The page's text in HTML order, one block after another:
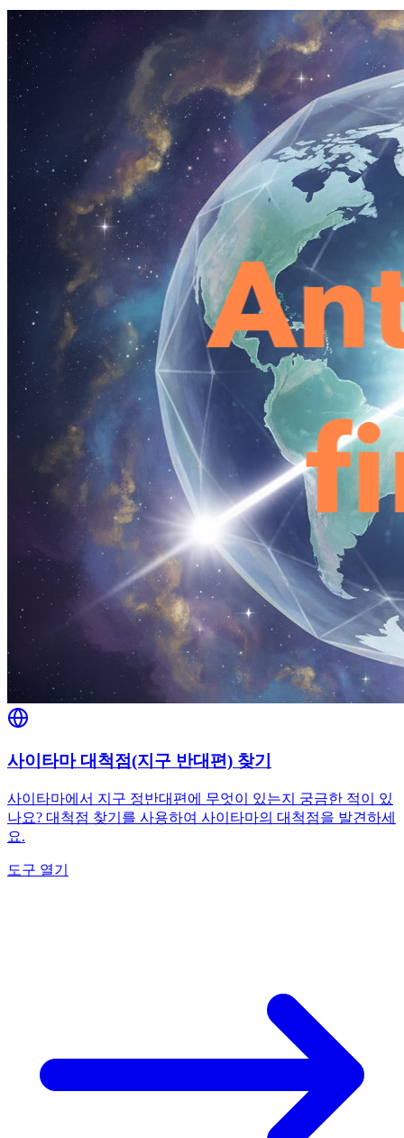
사이타마 대척점(지구 반대편) 찾기
사이타마에서 지구 정반대편에 무엇이 있는지 궁금한 적이 있
나요? 대척점 찾기를 사용하여 사이타마의 대척점을 발견하세
요.
도구 열기